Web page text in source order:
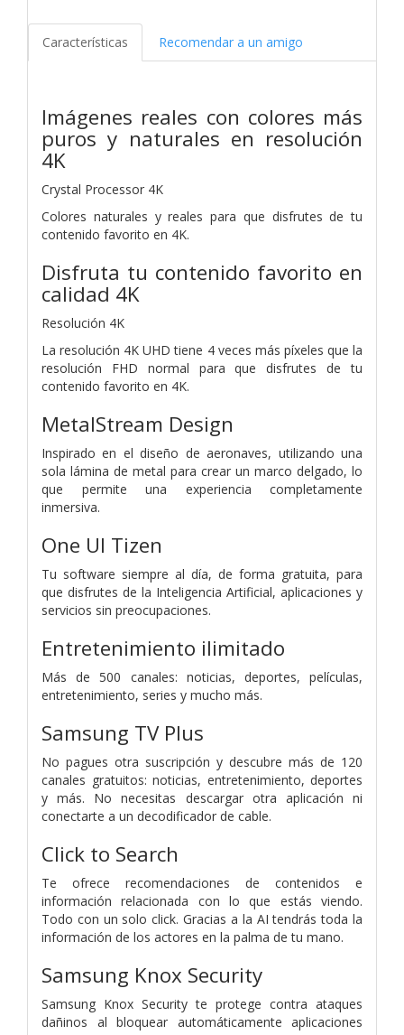
Características Recomendar a un amigo
Imágenes reales con colores más
puros y naturales en resolución
4K
Crystal Processor 4K
Colores naturales y reales para que disfrutes de tu
contenido favorito en 4K.
Disfruta tu contenido favorito en
calidad 4K
Resolución 4K
La resolución 4K UHD tiene 4 veces más píxeles que la
resolución FHD normal para que disfrutes de tu
contenido favorito en 4K.
MetalStream Design
Inspirado en el diseño de aeronaves, utilizando una
sola lámina de metal para crear un marco delgado, lo
que permite una experiencia completamente
inmersiva.
One UI Tizen
Tu software siempre al día, de forma gratuita, para
que disfrutes de la Inteligencia Artificial, aplicaciones y
servicios sin preocupaciones.
Entretenimiento ilimitado
Más de 500 canales: noticias, deportes, películas,
entretenimiento, series y mucho más.
Samsung TV Plus
No pagues otra suscripción y descubre más de 120
canales gratuitos: noticias, entretenimiento, deportes
y más. No necesitas descargar otra aplicación ni
conectarte a un decodificador de cable.
Click to Search
Te ofrece recomendaciones de contenidos e
información relacionada con lo que estás viendo.
Todo con un solo click. Gracias a la AI tendrás toda la
información de los actores en la palma de tu mano.
Samsung Knox Security
Samsung Knox Security te protege contra ataques
dañinos al bloquear automáticamente aplicaciones